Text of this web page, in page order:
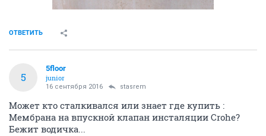
ОТВЕТИТЬ
5
5floor
junior
16 сентября 2016 stasrem
Может кто сталкивался или знает где купить :
Мембрана на впускной клапан инсталяции Crohe?
Бежит водичка...